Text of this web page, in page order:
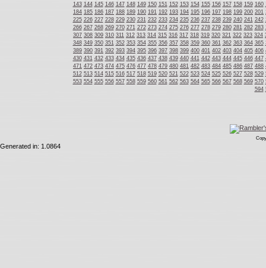
143 144 145 146 147 148 149 150 151 152 153 154 155 156 157 158 159 160
184 185 186 187 188 189 190 191 192 193 194 195 196 197 198 199 200 201
225 226 227 228 229 230 231 232 233 234 235 236 237 238 239 240 241 242
266 267 268 269 270 271 272 273 274 275 276 277 278 279 280 281 282 283
307 308 309 310 311 312 313 314 315 316 317 318 319 320 321 322 323 324
348 349 350 351 352 353 354 355 356 357 358 359 360 361 362 363 364 365
389 390 391 392 393 394 395 396 397 398 399 400 401 402 403 404 405 406
430 431 432 433 434 435 436 437 438 439 440 441 442 443 444 445 446 447
471 472 473 474 475 476 477 478 479 480 481 482 483 484 485 486 487 488
512 513 514 515 516 517 518 519 520 521 522 523 524 525 526 527 528 529
553 554 555 556 557 558 559 560 561 562 563 564 565 566 567 568 569 570
594
Generated in: 1.0864